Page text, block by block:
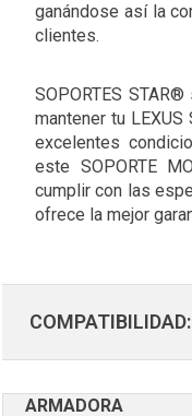
ganándose así la
clientes.
SOPORTES
mantener tu
excelentes
este SOPORTE
cumplir con las
ofrece la mejor
COMPATIBILIDAD:
ARMADORA